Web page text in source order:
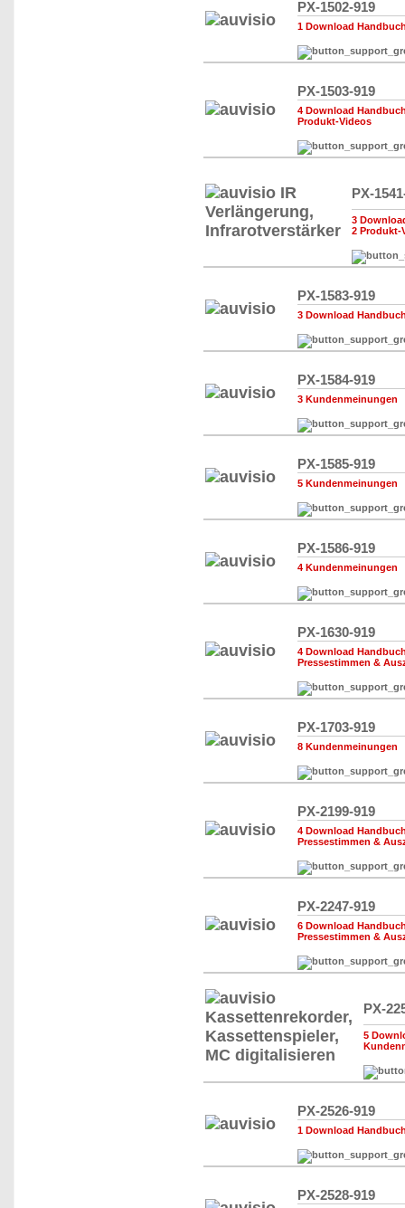
PX-1502-919
1 Download
PX-1503-919
4 Download
Produkt-Videos
PX-
3
2 Produkt-
PX-1583-919
3 Download
PX-1584-919
3 Kundenmeinungen
PX-1585-919
5 Kundenmeinungen
PX-1586-919
4 Kundenmeinungen
PX-1630-919
4 Download
Pressestimmen &
PX-1703-919
8 Kundenmeinungen
PX-2199-919
4 Download
Pressestimmen &
PX-2247-919
6 Download
Pressestimmen &
PX-
5
PX-2526-919
1 Download
PX-2528-919